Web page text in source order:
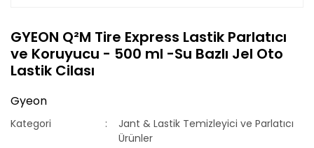
GYEON Q²M Tire Express Lastik Parlatıcı
ve Koruyucu - 500 ml -Su Bazlı Jel Oto
Lastik Cilası
Gyeon
Kategori
Jant & Lastik Temizleyici ve Parlatıcı
Ürünler